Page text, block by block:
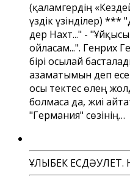
(қаламгердің
үздік үзінділер)
дер Нахт..." -
ойласам...". Генрих
бірі осылай
азаматымын деп
осы тектес өлең
болмаса да, жиі
"Германия" сөзінің…
ҰЛЫҚБЕК ЕСДӘУЛЕТ.